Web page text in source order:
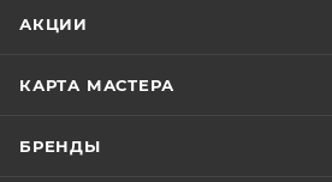
АКЦИИ
КАРТА МАСТЕРА
БРЕНДЫ